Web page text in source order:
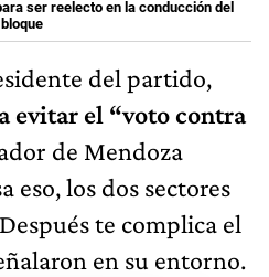
ser reelecto en la conducción del
bloque
del partido,
evitar el “voto contra
de Mendoza
eso, los dos sectores
te complica el
en su entorno.